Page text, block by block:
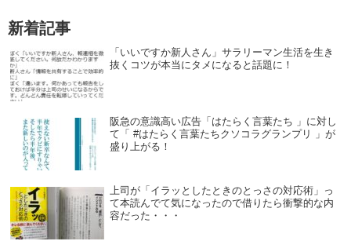
新着記事
「いいですか新人さん」サラリーマン生活を生き
抜くコツが本当にタメになると話題に！
阪急の意識高い広告「はたらく言葉たち 」に対し
て「 #はたらく言葉たちクソコラグランプリ 」が
盛り上がる！
上司が「イラッとしたときのとっさの対応術」っ
て本読んでて気になったので借りたら衝撃的な内
容だった・・・